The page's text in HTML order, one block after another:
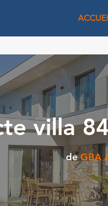
villa
de GBA